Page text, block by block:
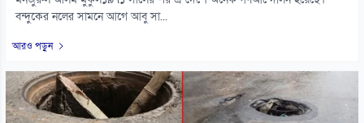
বন্দুকের নলের সামনে আগে আবু সা...
আরও পড়ুন